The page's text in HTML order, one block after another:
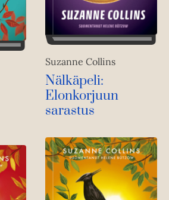
Suzanne Collins
Nälkäpeli:
Elonkorjuun
sarastus